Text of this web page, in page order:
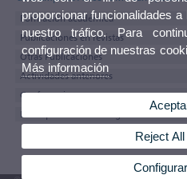
Formación académica
Publicaciones en revistas
Otras Publicaciones
Actividades anteriores
Conferencias
Participaciones en Congresos
proporcionar funcionalidades
nuestro tráfico. Para
configuración de nuestras
Más información
Reject